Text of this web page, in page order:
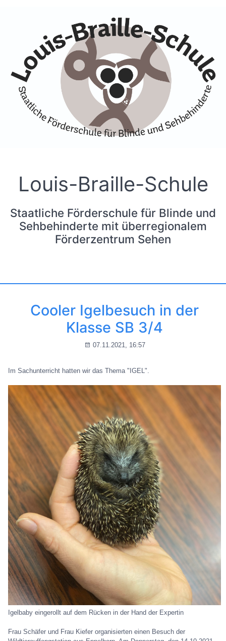
Louis-Braille-Schule
Staatliche Förderschule für Blinde und
Sehbehinderte mit überregionalem
Förderzentrum Sehen
Cooler Igelbesuch in der
Klasse SB 3/4
07.11.2021, 16:57
Im Sachunterricht hatten wir das Thema "IGEL".
Igelbaby eingerollt auf dem Rücken in der Hand der Expertin
Frau Schäfer und Frau Kiefer organisierten einen Besuch der